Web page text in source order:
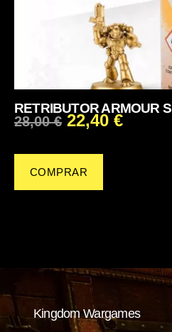
RETRIBUTOR ARMOUR
28,00€ 22,40 €
COMPRAR
Kingdom Wargames